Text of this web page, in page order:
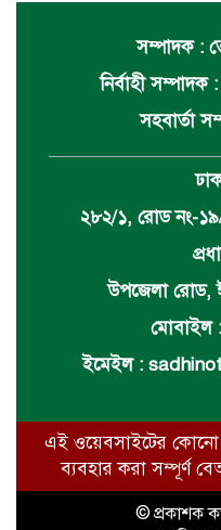
সম্পাদক :
নির্বাহী
সহবার্তা
২৮২/১, রোড নং-
উপজেলা রোড,
মোবাইল
ইমেইল :
এই ওয়েবসাইটের কোনো
ব্যবহার করা সম্পূর্ণ
© প্রকাশক